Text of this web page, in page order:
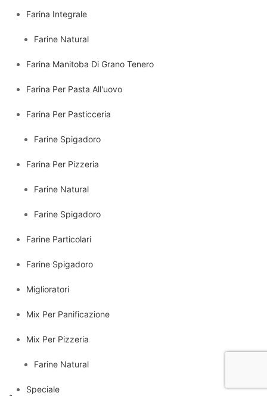
Farina Integrale
Farine Natural
Farina Manitoba Di Grano Tenero
Farina Per Pasta All'uovo
Farina Per Pasticceria
Farine Spigadoro
Farina Per Pizzeria
Farine Natural
Farine Spigadoro
Farine Particolari
Farine Spigadoro
Miglioratori
Mix Per Panificazione
Mix Per Pizzeria
Farine Natural
Speciale